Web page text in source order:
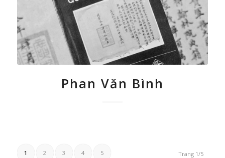
Phan Văn Bình
Trang 1/5
1 2 3 4 5